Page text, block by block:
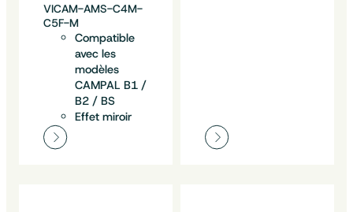
VICAM-AMS-C4M-
C5F-M
Compatible
avec les
modèles
CAMPAL B1 /
B2 / BS
Effet miroir